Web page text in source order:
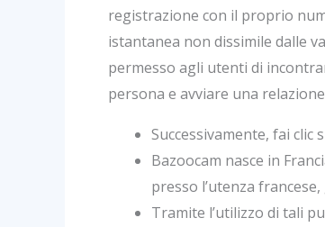
registrazione con il proprio
istantanea non dissimile dalle
permesso agli utenti di
persona e avviare una
Successivamente, fai
Bazoocam nasce in
presso l’utenza
Tramite l’utilizzo di tali